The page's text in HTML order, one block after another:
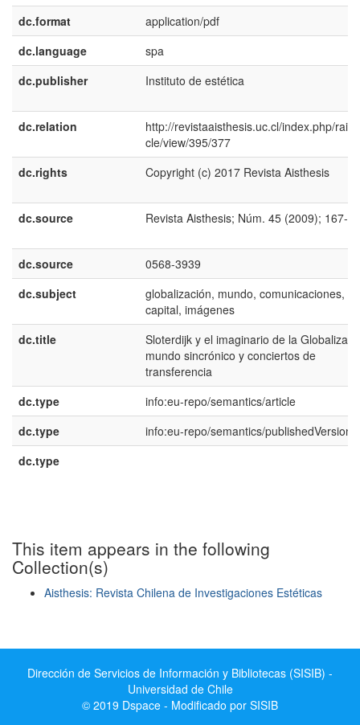
dc.format
application/pdf
dc.language
spa
dc.publisher
Instituto de estética
dc.relation
http://revistaaisthesis.uc.cl/index.php/rait/
cle/view/395/377
dc.rights
Copyright (c) 2017 Revista Aisthesis
dc.source Revista Aisthesis; Núm. 45 (2009); 167-
dc.source
0568-3939
dc.subject
globalización, mundo, comunicaciones,
capital, imágenes
dc.title
Sloterdijk y el imaginario de la
mundo sincrónico y conciertos de
transferencia
dc.type
info:eu-repo/semantics/article
dc.type
info:eu-repo/semantics/publishedVersion
dc.type
This item appears in the following
Collection(s)
Aisthesis: Revista Chilena de Investigaciones Estéticas
Dirección de Servicios de Información y Bibliotecas (SISIB) -
Universidad de Chile
© 2019 Dspace - Modificado por SISIB